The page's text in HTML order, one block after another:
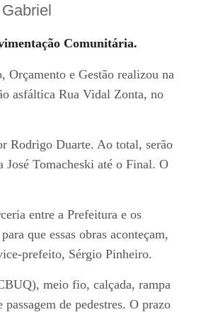
Comunitária.
Orçamento e Gestão realizou na
asfáltica Rua Vidal Zonta, no
Rodrigo Duarte. Ao total, serão
José Tomacheski até o Final. O
entre a Prefeitura e os
que essas obras aconteçam,
prefeito, Sérgio Pinheiro.
meio fio, calçada, rampa
de pedestres. O prazo